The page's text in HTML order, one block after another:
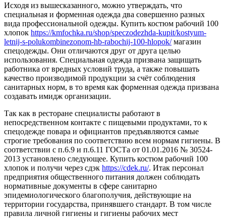
Исходя из вышесказанного, можно утверждать, что
специальная и форменная одежда два совершенно разных
вида профессиональной одежды. Купить костюм рабочий 100
хлопок https://kmfochka.ru/shop/speczodezhda-kupit/kostyum-
letnij-s-polukombinezonom-hb-rabochij-100-hlopok/магазин
спецодежды. Они отличаются друг от друга целью
использования. Специальная одежда призвана защищать
работника от вредных условий труда, а также повышать
качество производимой продукции за счёт соблюдения
санитарных норм, в то время как форменная одежда призвана
создавать имидж организации.
Так как в ресторане специалисты работают в
непосредственном контакте с пищевыми продуктами, то к
спецодежде повара и официантов предъявляются самые
строгие требования по соответствию всем нормам гигиены. В
соответствии с п.6.9 и п.6.11 ГОСТа от 01.01.2016 № 30524-
2013 установлено следующее. Купить костюм рабочий 100
хлопок и получи через сдэк https://cdek.ru/. Итак персонал
предприятия общественного питания должен соблюдать
нормативные документы в сфере санитарно
эпидемиологического благополучия, действующие на
территории государства, принявшего стандарт. В том числе
правила личной гигиены и гигиены рабочих мест